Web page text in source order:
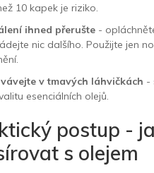
10 kapek je riziko.
ihned přerušte -
nic dalšího. Použijte jen
v tmavých láhvičkách -
esenciálních olejů.
postup -
s olejem